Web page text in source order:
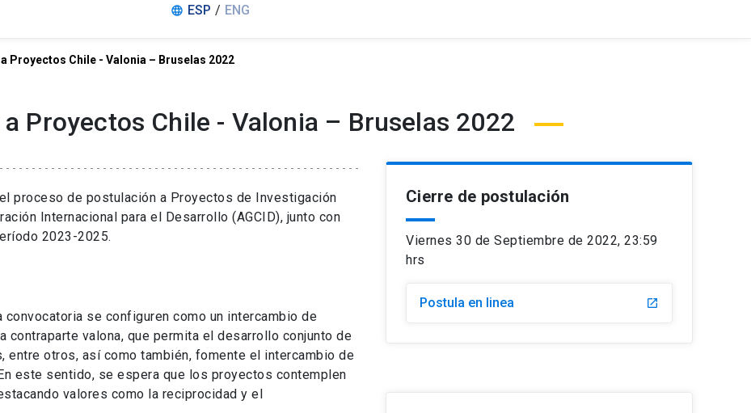
language ESP / ENG
Proyectos Chile - Valonia – Bruselas 2022
Proyectos Chile - Valonia – Bruselas 2022
proceso de postulación a Proyectos de Investigación
Internacional para el Desarrollo (AGCID), junto con
2023-2025.
se configuren como un intercambio de
contraparte valona, que permita el desarrollo conjunto de
otros, así como también, fomente el intercambio de
este sentido, se espera que los proyectos contemplen
valores como la reciprocidad y el
Cierre de postulación
Viernes 30 de Septiembre de 2022, 23:59
hrs
Postula en linea launch